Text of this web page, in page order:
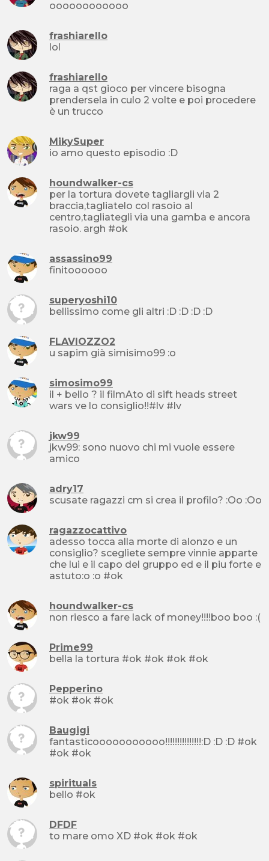
oooooooooooo
frashiarello
lol
frashiarello
raga a qst gioco per vincere bisogna
prendersela in culo 2 volte e poi procedere
è un trucco
MikySuper
io amo questo episodio :D
houndwalker-cs
per la tortura dovete tagliargli via 2
braccia,tagliatelo col rasoio al
centro,tagliategli via una gamba e ancora
rasoio. argh #ok
assassino99
finitoooooo
superyoshi10
bellissimo come gli altri :D :D :D :D
FLAVIOZZO2
u sapim già simisimo99 :o
simosimo99
il + bello ? il filmAto di sift heads street
wars ve lo consiglio!!#lv #lv
jkw99
jkw99: sono nuovo chi mi vuole essere
amico
adry17
scusate ragazzi cm si crea il profilo? :Oo :Oo
ragazzocattivo
adesso tocca alla morte di alonzo e un
consiglio? scegliete sempre vinnie apparte
che lui e il capo del gruppo ed e il piu forte e
astuto:o :o #ok
houndwalker-cs
non riesco a fare lack of money!!!!boo boo :(
Prime99
bella la tortura #ok #ok #ok #ok
Pepperino
#ok #ok #ok
Baugigi
fantasticooooooooooo!!!!!!!!!!!!!!!:D :D :D #ok
#ok #ok
spirituals
bello #ok
DFDF
to mare omo XD #ok #ok #ok